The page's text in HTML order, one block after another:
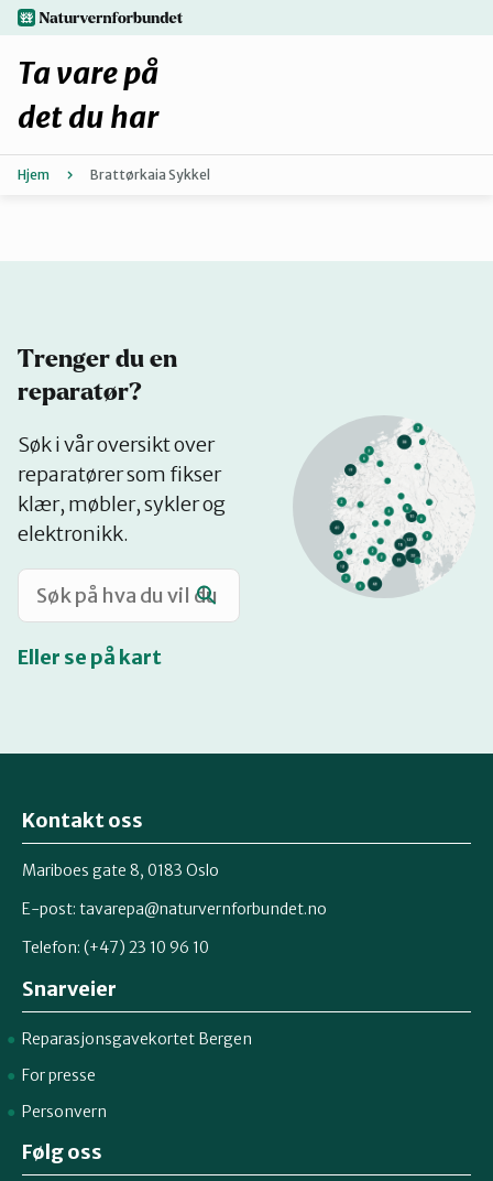
Hopp
til
hovedinnhold
Forbehold
Hvorfor reparere?
Katalog
Mitt navn
Retten til reparasjon
naturvernforbundet.no
Ta vare på
det du har
Hjem Brattørkaia Sykkel
Trenger du en
reparatør?
Søk i vår oversikt over
reparatører som fikser
klær, møbler, sykler og
elektronikk.
Eller se på kart
på
kart
Kontakt oss
Mariboes gate 8, 0183 Oslo
E-post: tavarepa@naturvernforbundet.no
Telefon: (+47) 23 10 96 10
Snarveier
Reparasjonsgavekortet Bergen
For presse
Personvern
Følg oss